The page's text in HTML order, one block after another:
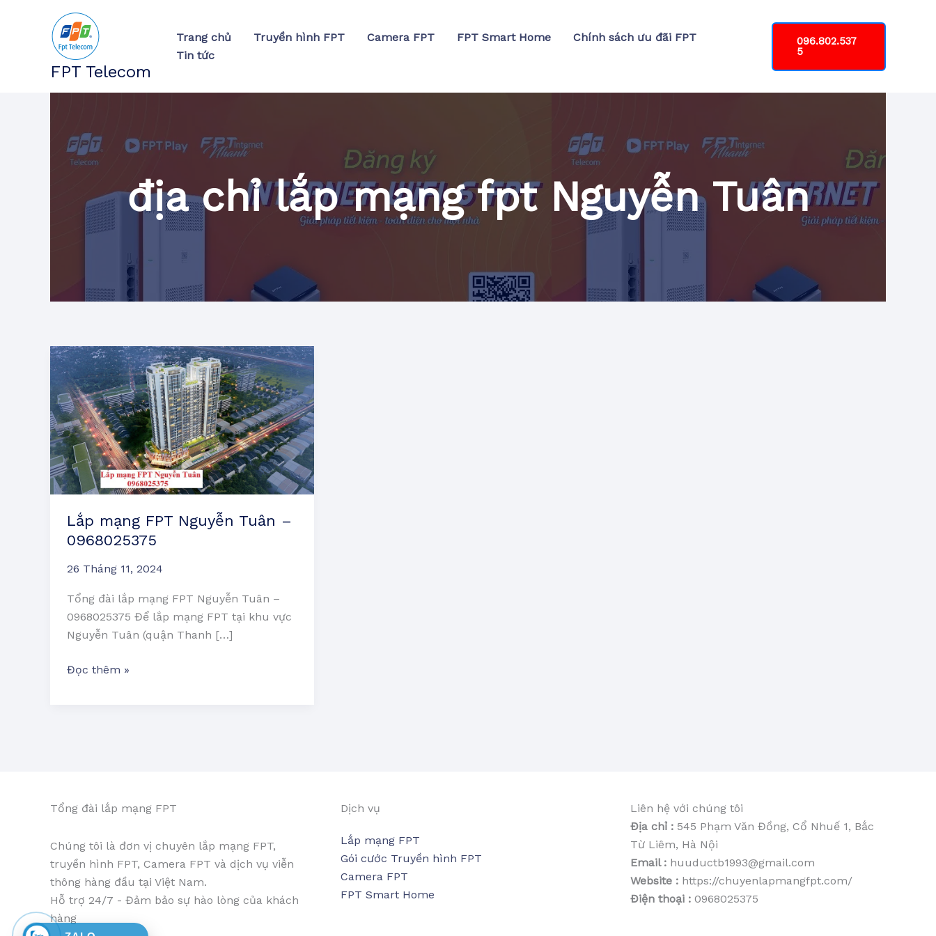
FPT Telecom
Trang chủ Truyền hình FPT Camera FPT FPT Smart Home
Chính sách ưu đãi FPT
Tin tức
096.802.537
5
địa chỉ lắp mạng fpt Nguyễn Tuân
Lắp mạng FPT Nguyễn Tuân –
0968025375
26 Tháng 11, 2024
Tổng đài lắp mạng FPT Nguyễn Tuân –
0968025375 Để lắp mạng FPT tại khu vực
Nguyễn Tuân (quận Thanh […]
Lắp
mạng
FPT
Nguyễn
Tuân
–
0968025375
Đọc thêm »
Tổng đài lắp mạng FPT
Chúng tôi là đơn vị chuyên lắp mạng FPT,
truyền hình FPT, Camera FPT và dịch vụ viễn
thông hàng đầu tại Việt Nam.
Hỗ trợ 24/7 - Đảm bảo sự hào lòng của khách
hàng
Dịch vụ
Lắp mạng FPT
Gói cước Truyền hình FPT
Camera FPT
FPT Smart Home
Liên hệ với chúng tôi
Địa chỉ : 545 Phạm Văn Đồng, Cổ Nhuế 1, Bắc
Từ Liêm, Hà Nội
Email : huuductb1993@gmail.com
Website : https://chuyenlapmangfpt.com/
Điện thoại : 0968025375